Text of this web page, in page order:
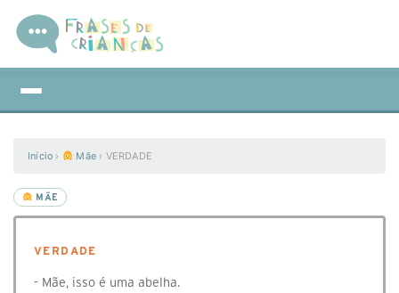
Início › Mãe › VERDADE
MÃE
VERDADE
- Mãe, isso é uma abelha.